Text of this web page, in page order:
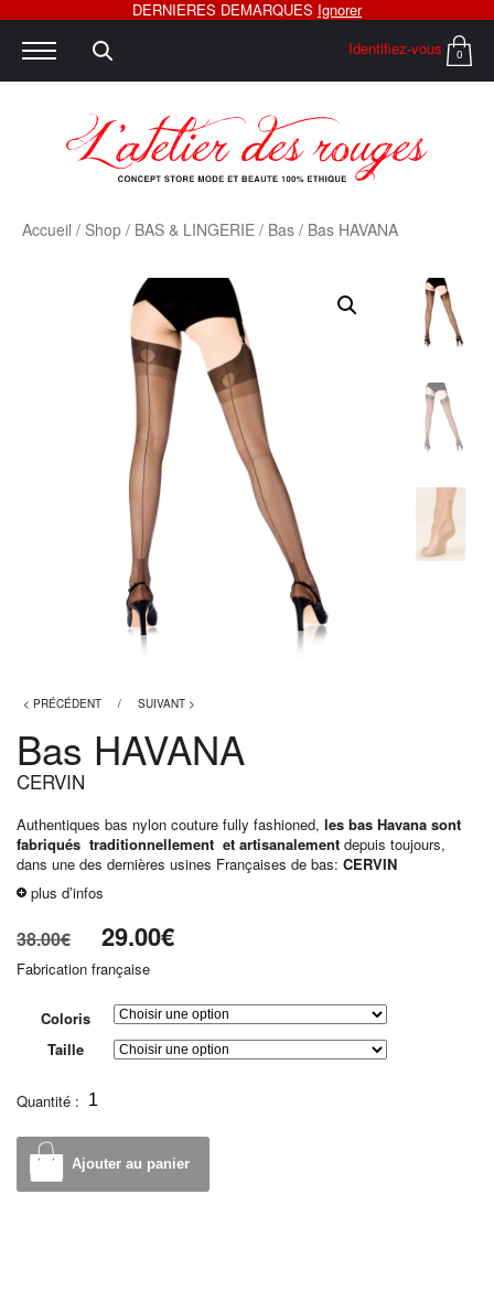
Identifiez-vous 0
Accueil / Shop / BAS & LINGERIE / Bas / Bas HAVANA
< PRÉCÉDENT / SUIVANT >
Bas HAVANA
CERVIN
Authentiques bas nylon couture fully fashioned, les bas Havana sont
fabriqués traditionnellement et artisanalement depuis toujours,
dans une des dernières usines Françaises de bas: CERVIN
plus d’infos
38.00€ 29.00€
Fabrication française
Coloris
Taille
Quantité :
Ajouter au panier
DERNIERES DEMARQUES Ignorer